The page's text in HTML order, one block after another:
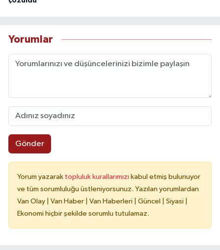
Yorumlar
Gönder
Yorum yazarak topluluk kurallarımızı kabul etmiş bulunuyor
ve tüm sorumluluğu üstleniyorsunuz. Yazılan yorumlardan
Van Olay | Van Haber | Van Haberleri | Güncel | Siyasi |
Ekonomi hiçbir şekilde sorumlu tutulamaz.